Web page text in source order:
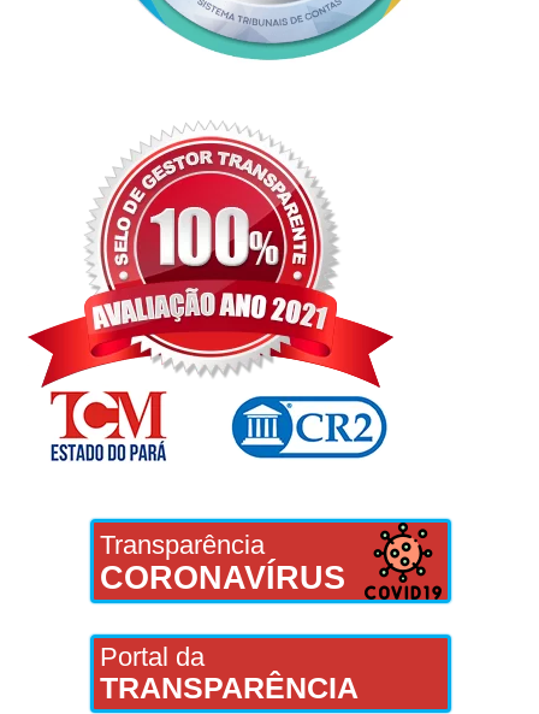
Transparência
CORONAVÍRUS
Portal da
TRANSPARÊNCIA